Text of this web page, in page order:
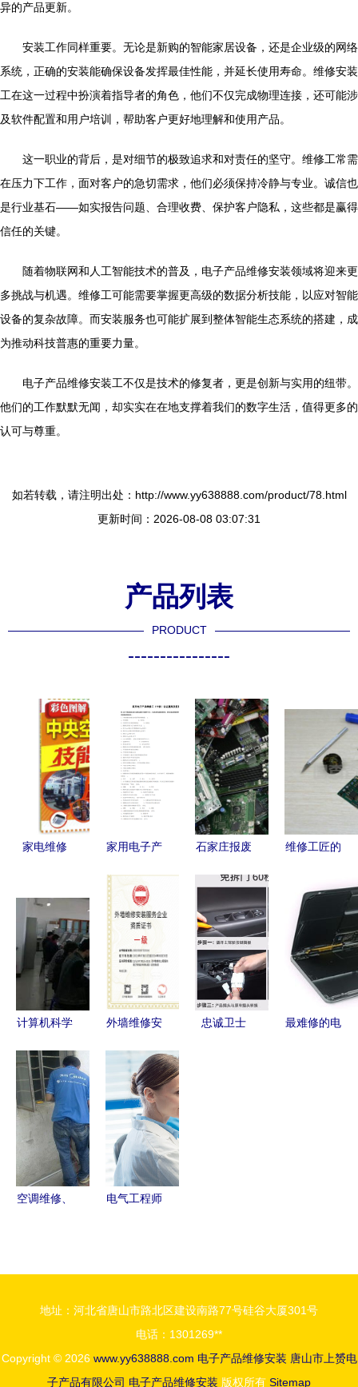
异的产品更新。
安装工作同样重要。无论是新购的智能家居设备，还是企业级的网络
系统，正确的安装能确保设备发挥最佳性能，并延长使用寿命。维修安装
工在这一过程中扮演着指导者的角色，他们不仅完成物理连接，还可能涉
及软件配置和用户培训，帮助客户更好地理解和使用产品。
这一职业的背后，是对细节的极致追求和对责任的坚守。维修工常需
在压力下工作，面对客户的急切需求，他们必须保持冷静与专业。诚信也
是行业基石——如实报告问题、合理收费、保护客户隐私，这些都是赢得
信任的关键。
随着物联网和人工智能技术的普及，电子产品维修安装领域将迎来更
多挑战与机遇。维修工可能需要掌握更高级的数据分析技能，以应对智能
设备的复杂故障。而安装服务也可能扩展到整体智能生态系统的搭建，成
为推动科技普惠的重要力量。
电子产品维修安装工不仅是技术的修复者，更是创新与实用的纽带。
他们的工作默默无闻，却实实在在地支撑着我们的数字生活，值得更多的
认可与尊重。
如若转载，请注明出处：http://www.yy638888.com/product/78.html
更新时间：2026-08-08 03:07:31
产品列表
PRODUCT
----------------
家电维修
攻略
家用电子产
（中级）认
证 电视技
术核心题库
与答案解析
石家庄报废
装服务指南
维修工匠的
家用电器、
电子产品与
加工商车间
的融合之道
计算机科学
绩 电子产
品维修安装
显精湛技艺
外墙维修安
资质证书适
用范围
忠诚卫士
最难修的电
空调维修、
电气工程师
地址：河北省唐山市路北区建设南路77号硅谷大厦301号
电话：1301269**
Copyright © 2026 www.yy638888.com 电子产品维修安装 唐山市上赟电
子产品有限公司 电子产品维修安装 版权所有 Sitemap